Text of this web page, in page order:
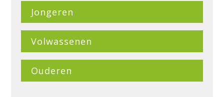
Jongeren
Volwassenen
Ouderen